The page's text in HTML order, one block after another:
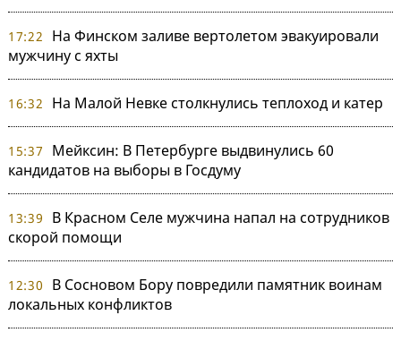
17:22
На Финском заливе вертолетом эвакуировали
мужчину с яхты
16:32 На Малой Невке столкнулись теплоход и катер
15:37
Мейксин: В Петербурге выдвинулись 60
кандидатов на выборы в Госдуму
13:39
В Красном Селе мужчина напал на сотрудников
скорой помощи
12:30
В Сосновом Бору повредили памятник воинам
локальных конфликтов